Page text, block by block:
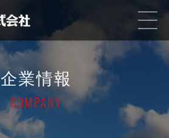
企業情報
COMPANY